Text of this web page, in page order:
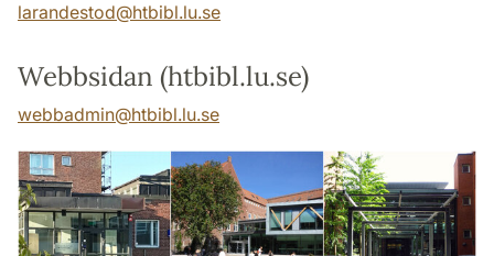
larandestod@htbibl.lu.se
Webbsidan (htbibl.lu.se)
webbadmin@htbibl.lu.se